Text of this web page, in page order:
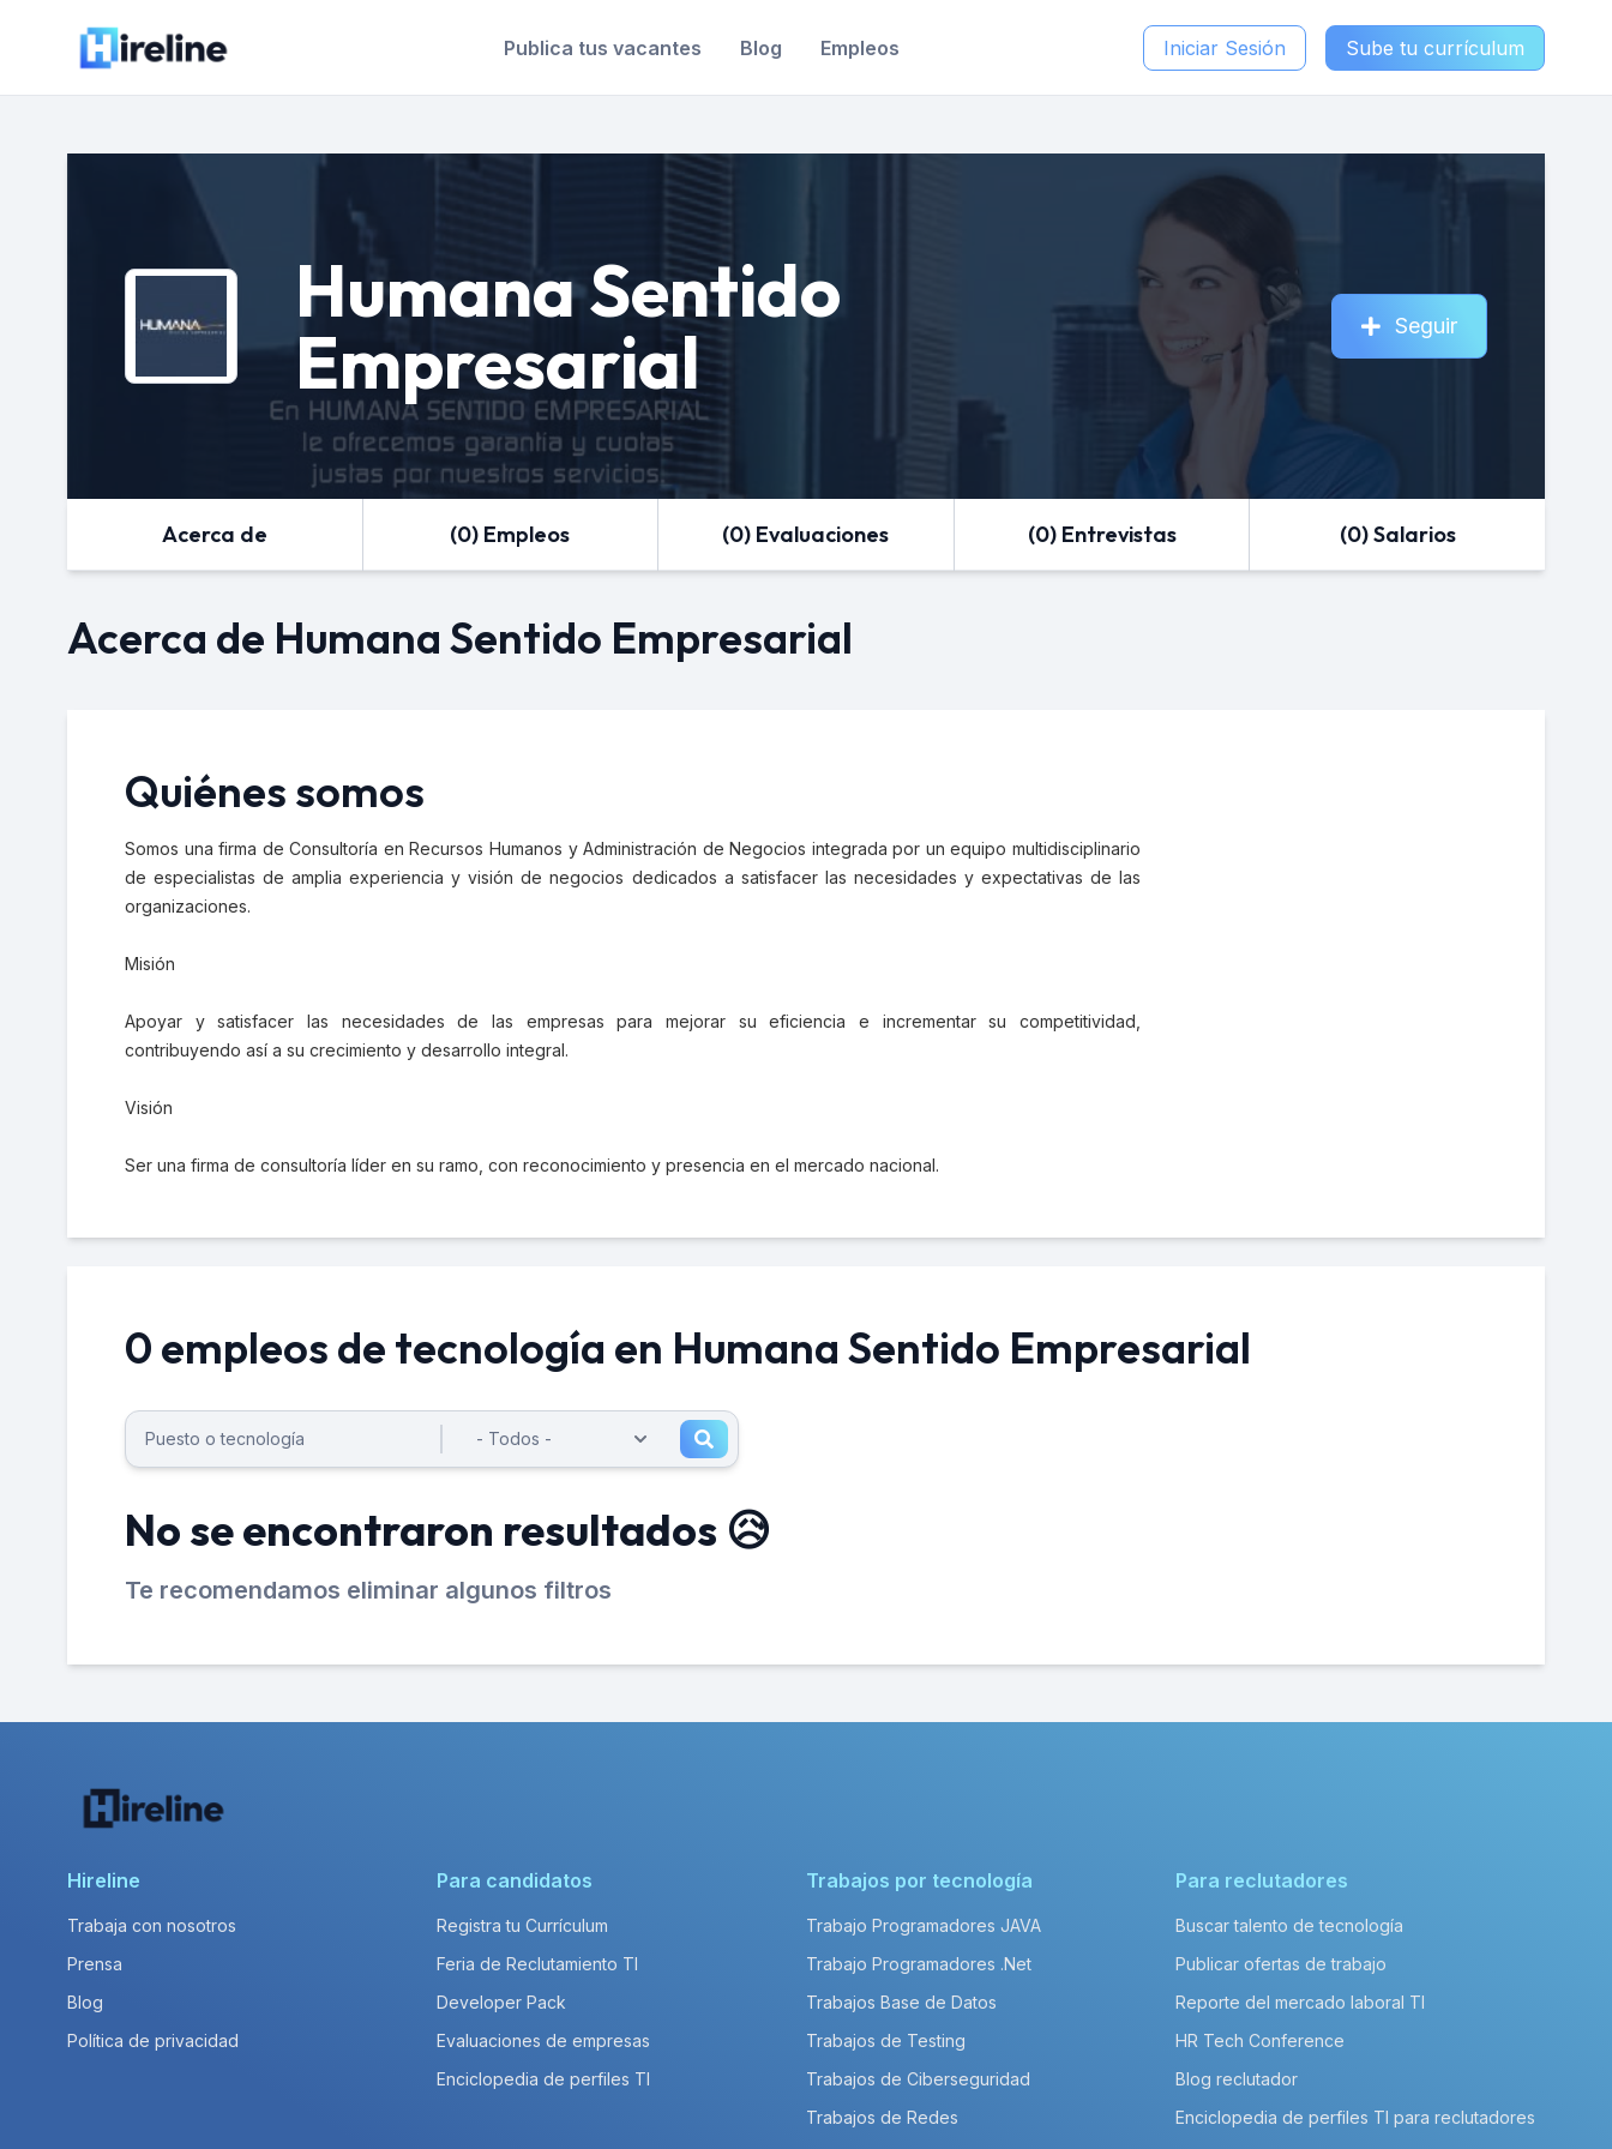
Publica tus vacantes Blog Empleos Iniciar Sesión Sube tu currículum
Humana Sentido
Empresarial Seguir
Acerca de (0) Empleos (0) Evaluaciones (0) Entrevistas (0) Salarios
Acerca de Humana Sentido Empresarial
Quiénes somos
Somos una firma de Consultoría en Recursos Humanos y Administración de Negocios integrada por un equipo multidisciplinario
de especialistas de amplia experiencia y visión de negocios dedicados a satisfacer las necesidades y expectativas de las
organizaciones.
Misión
Apoyar y satisfacer las necesidades de las empresas para mejorar su eficiencia e incrementar su competitividad,
contribuyendo así a su crecimiento y desarrollo integral.
Visión
Ser una firma de consultoría líder en su ramo, con reconocimiento y presencia en el mercado nacional.
0 empleos de tecnología en Humana Sentido Empresarial
No se encontraron resultados 😥
Te recomendamos eliminar algunos filtros
Hireline
Trabaja con nosotros
Prensa
Blog
Política de privacidad
Para candidatos
Registra tu Currículum
Feria de Reclutamiento TI
Developer Pack
Evaluaciones de empresas
Enciclopedia de perfiles TI
Trabajos por tecnología
Trabajo Programadores JAVA
Trabajo Programadores .Net
Trabajos Base de Datos
Trabajos de Testing
Trabajos de Ciberseguridad
Trabajos de Redes
Para reclutadores
Buscar talento de tecnología
Publicar ofertas de trabajo
Reporte del mercado laboral TI
HR Tech Conference
Blog reclutador
Enciclopedia de perfiles TI para reclutadores